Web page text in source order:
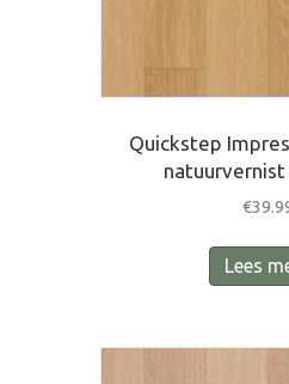
Quickstep
natuurvernist
€
Lees